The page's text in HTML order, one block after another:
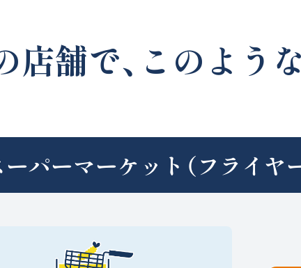
店舗で、 このよう
パーマーケット （フライヤ